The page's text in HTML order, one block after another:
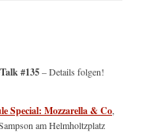
#135– Details folgen!
Special: Mozzarella & Co,
am Helmholtzplatz